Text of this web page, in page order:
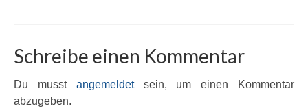
Schreibe einen Kommentar
Du musst angemeldetsein, um einen Kommentar
abzugeben.